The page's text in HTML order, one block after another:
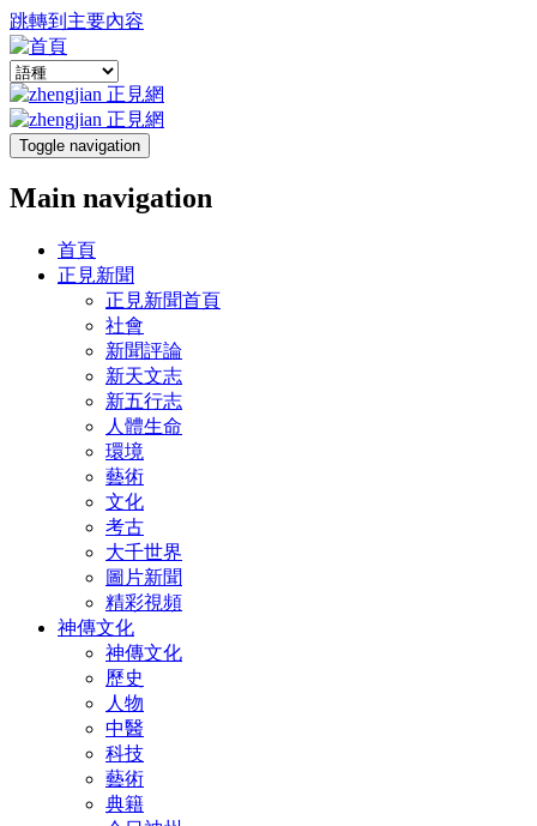
跳轉到主要內容
Toggle navigation
Main navigation
首頁
正見新聞
正見新聞首頁
社會
新聞評論
新天文志
新五行志
人體生命
環境
藝術
文化
考古
大千世界
圖片新聞
精彩視頻
神傳文化
神傳文化
歷史
人物
中醫
科技
藝術
典籍